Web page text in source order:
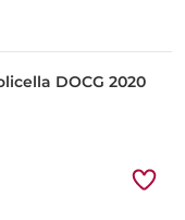
DOCG 2020